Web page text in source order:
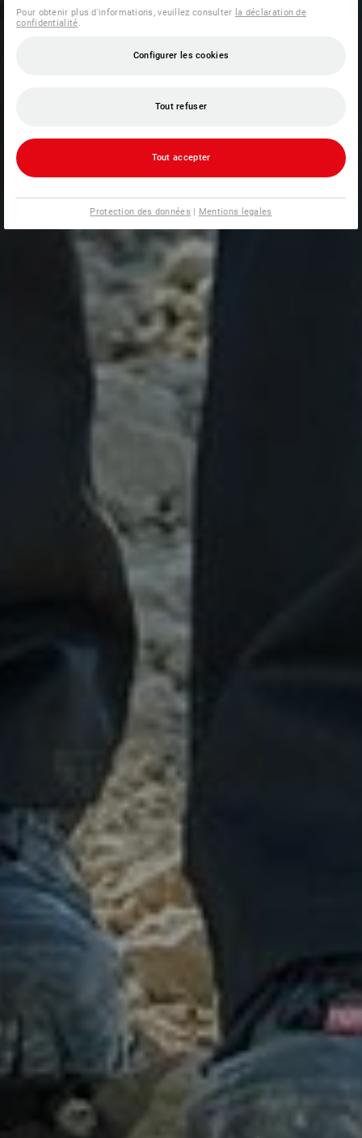
Pour obtenir plus d'informations, veuillez consulter la déclaration de
confidentialité.
Configurer les cookies
Tout refuser
Tout accepter
Protection des données | Mentions legales